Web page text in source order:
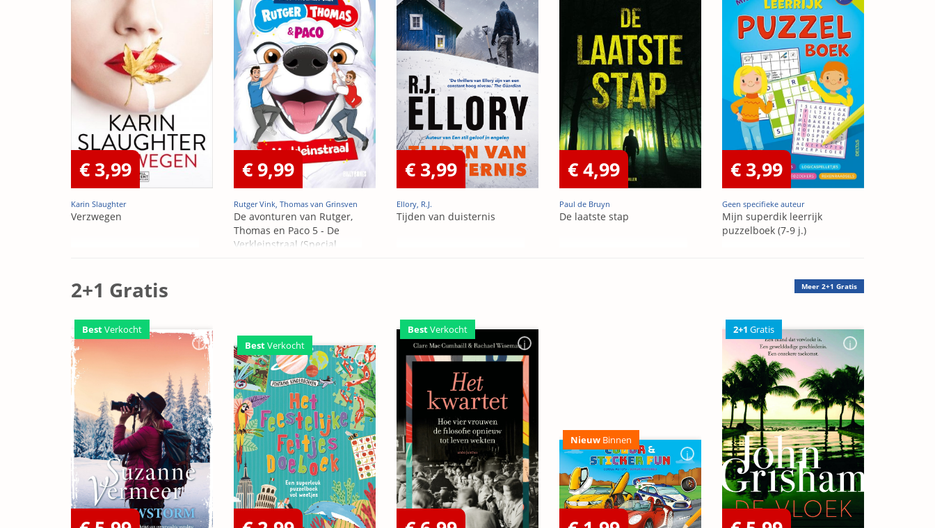
€ 3,99
Karin Slaughter
Verzwegen
€ 9,99
Rutger Vink, Thomas van Grinsven
De avonturen van Rutger,
Thomas en Paco 5 - De
Verkleinstraal (Special
€ 3,99
Ellory, R.J.
Tijden van duisternis
€ 4,99
Paul de Bruyn
De laatste stap
€ 3,99
Geen specifieke auteur
Mijn superdik leerrijk
puzzelboek (7-9 j.)
2+1 Gratis Meer 2+1 Gratis
BestVerkocht
BestVerkocht
BestVerkocht
Nieuw Binnen
2+1 Gratis